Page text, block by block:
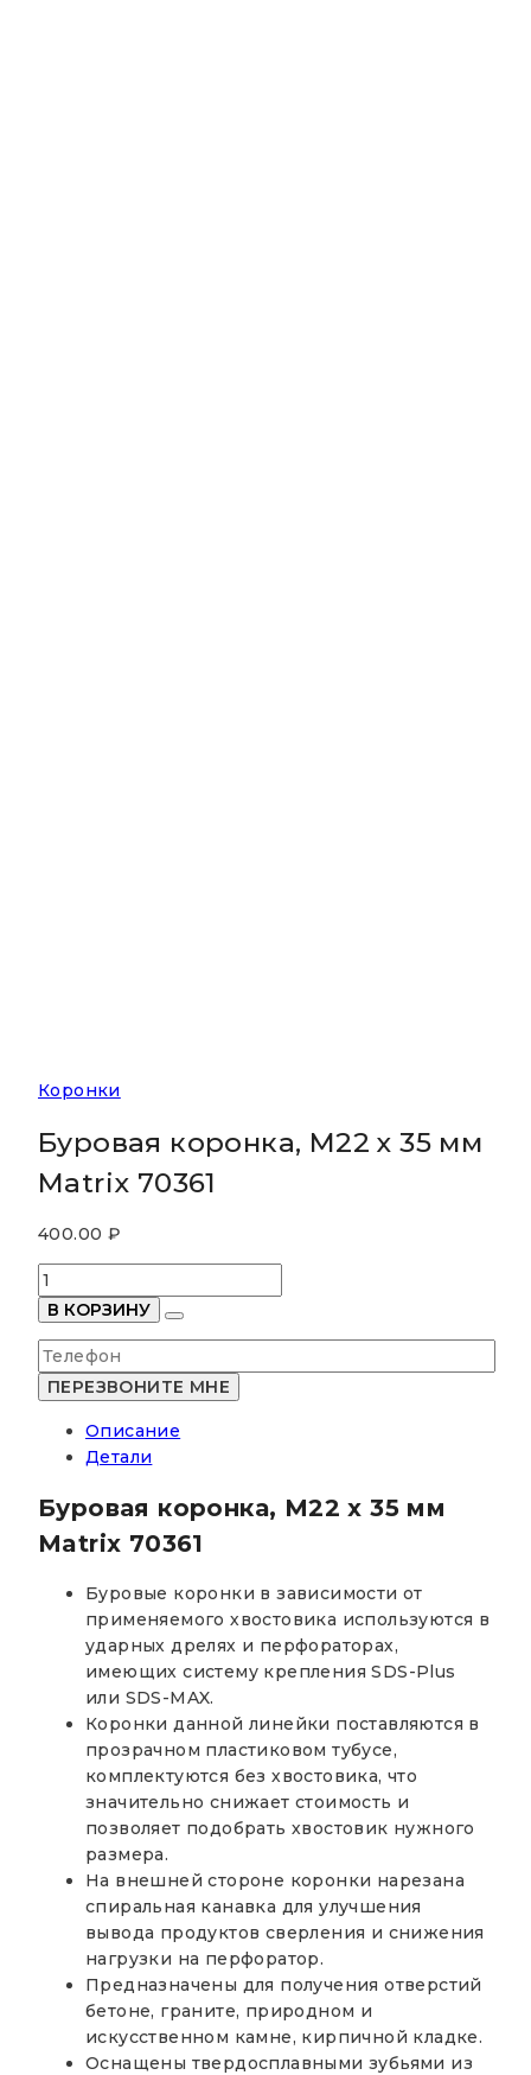
Коронки
Буровая коронка, M22 х 35 мм
Matrix 70361
400.00 ₽
Количество
товара
Буровая
коронка,
M22
х
70361
В КОРЗИНУ
Описание
Детали
Буровая коронка, M22 х 35 мм
Matrix 70361
Буровые коронки в зависимости от
применяемого хвостовика используются в
ударных дрелях и перфораторах,
имеющих систему крепления SDS-Plus
или SDS-MAX.
Коронки данной линейки поставляются в
прозрачном пластиковом тубусе,
комплектуются без хвостовика, что
значительно снижает стоимость и
позволяет подобрать хвостовик нужного
размера.
На внешней стороне коронки нарезана
спиральная канавка для улучшения
вывода продуктов сверления и снижения
нагрузки на перфоратор.
Предназначены для получения отверстий
бетоне, граните, природном и
искусственном камне, кирпичной кладке.
Оснащены твердосплавными зубьями из